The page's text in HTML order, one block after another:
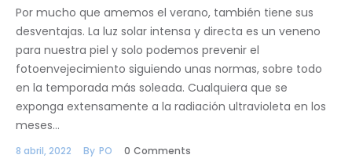
Por mucho que amemos el verano, también tiene sus
desventajas. La luz solar intensa y directa es un veneno
para nuestra piel y solo podemos prevenir el
fotoenvejecimiento siguiendo unas normas, sobre todo
en la temporada más soleada. Cualquiera que se
exponga extensamente a la radiación ultravioleta en los
meses…
8 abril, 2022 By PO 0 Comments